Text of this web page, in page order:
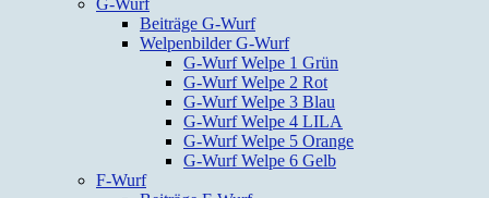
G-Wurf
Beiträge G-Wurf
Welpenbilder G-Wurf
G-Wurf Welpe 1 Grün
G-Wurf Welpe 2 Rot
G-Wurf Welpe 3 Blau
G-Wurf Welpe 4 LILA
G-Wurf Welpe 5 Orange
G-Wurf Welpe 6 Gelb
F-Wurf